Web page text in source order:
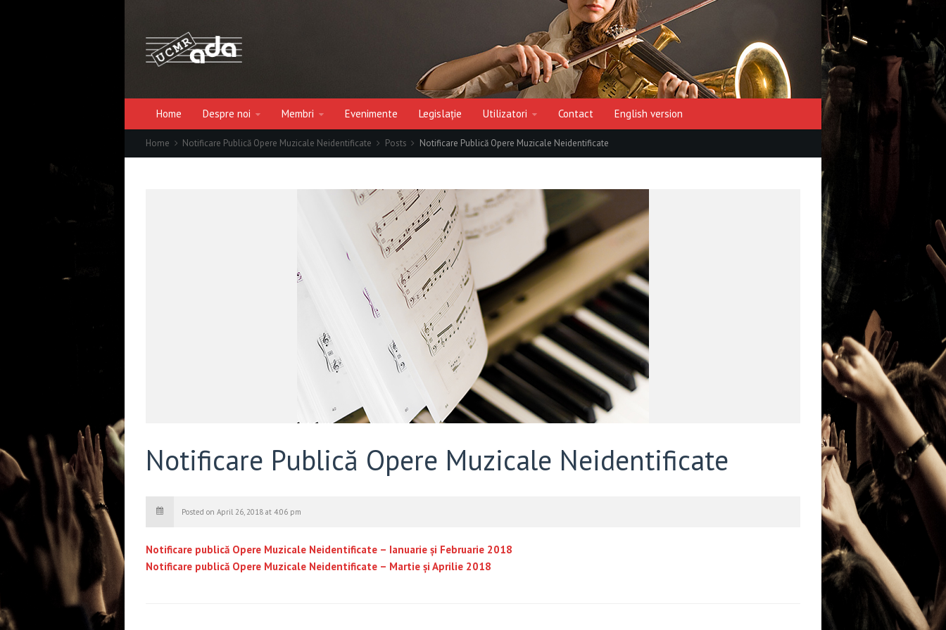
Home Despre noi Membri Evenimente Legislație Utilizatori Contact English version
Home Notificare Publică Opere Muzicale Neidentificate Posts Notificare Publică Opere Muzicale Neidentificate
Notificare Publică Opere Muzicale Neidentificate
Posted on April 26, 2018 at 4:06 pm
Notificare publică Opere Muzicale Neidentificate – Ianuarie și Februarie 2018
Notificare publică Opere Muzicale Neidentificate – Martie și Aprilie 2018